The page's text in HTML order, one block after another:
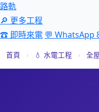
路軌
🔎 更多工程
☎ 即時來電 💬 WhatsApp
首頁 › 💧 水電工程 › 全